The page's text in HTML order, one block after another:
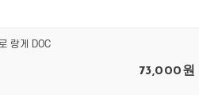
랑게 DOC
73,000원